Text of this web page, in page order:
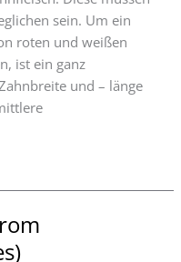
sein. Um ein
roten und weißen
ist ein ganz
und – länge